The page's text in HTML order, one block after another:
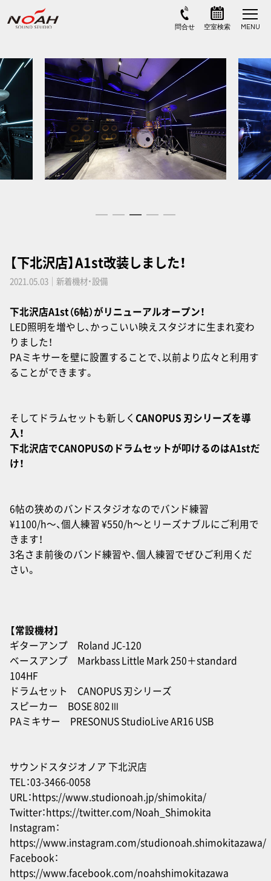
【下北沢店】A1st改装しました！
2021.05.03｜新着機材・設備
下北沢店A1st（6帖）がリニューアルオープン！
LED照明を増やし、かっこいい映えスタジオに生まれ変わ
りました！
PAミキサーを壁に設置することで、以前より広々と利用す
ることができます。
そしてドラムセットも新しく CANOPUS 刃シリーズを導
入！
下北沢店でCANOPUSのドラムセットが叩けるのはA1stだ
け！
6帖の狭めのバンドスタジオなのでバンド練習
¥1100/h〜、個人練習 ¥550/h〜とリーズナブルにご利用で
きます！
3名さま前後のバンド練習や、個人練習でぜひご利用くだ
さい。
【常設機材】
ギターアンプ Roland JC-120
ベースアンプ Markbass Little Mark 250＋standard
104HF
ドラムセット CANOPUS 刃シリーズ
スピーカー BOSE 802Ⅲ
PAミキサー PRESONUS StudioLive AR16 USB
サウンドスタジオノア 下北沢店
TEL：03-3466-0058
URL：https://www.studionoah.jp/shimokita/
Twitter：https://twitter.com/Noah_Shimokita
Instagram：
https://www.instagram.com/studionoah.shimokitazawa/
Facebook：
https://www.facebook.com/noahshimokitazawa